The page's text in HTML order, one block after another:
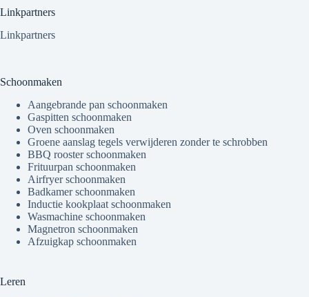
Linkpartners
Linkpartners
Schoonmaken
Aangebrande pan schoonmaken
Gaspitten schoonmaken
Oven schoonmaken
Groene aanslag tegels verwijderen zonder te schrobben
BBQ rooster schoonmaken
Frituurpan schoonmaken
Airfryer schoonmaken
Badkamer schoonmaken
Inductie kookplaat schoonmaken
Wasmachine schoonmaken
Magnetron schoonmaken
Afzuigkap schoonmaken
Leren